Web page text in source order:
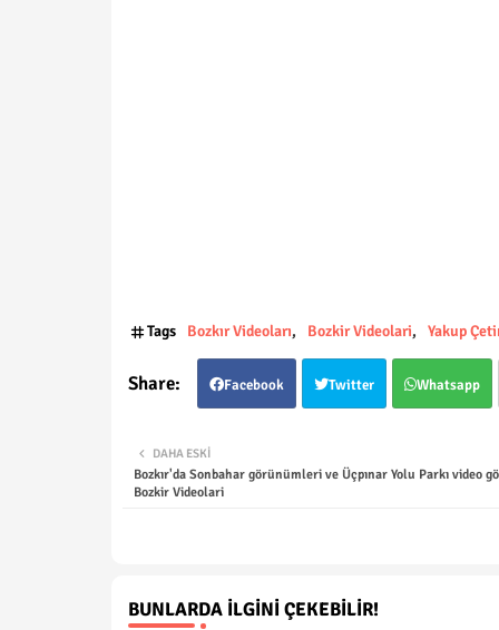
Tags Bozkır Videoları Bozkir Videolari Yakup
Facebook Twitter Whatsapp
DAHA ESKI
Bozkır'da Sonbahar görünümleri ve Üçpınar Yolu Parkı video
Bozkir Videolari
BUNLARDA İLGINI ÇEKEBILIR!